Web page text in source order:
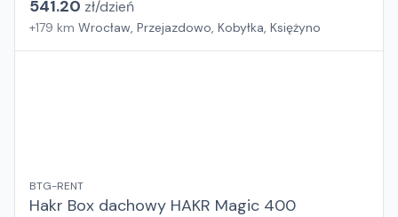
541.20 zł/dzień
+179 km Wrocław, Przejazdowo, Kobyłka, Księżyno
BTG-RENT
Hakr Box dachowy HAKR Magic 400